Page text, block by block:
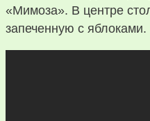
«Мимоза». В центре
запеченную с яблоками.